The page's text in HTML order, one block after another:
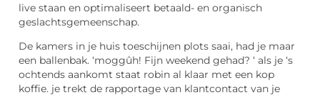
live staan en optimaliseert betaald- en organisch
geslachtsgemeenschap.
De kamers in je huis toeschijnen plots saai, had je maar
een ballenbak. ‘moggûh! Fijn weekend gehad? ‘ als je ‘s
ochtends aankomt staat robin al klaar met een kop
koffie. je trekt de rapportage van klantcontact van je